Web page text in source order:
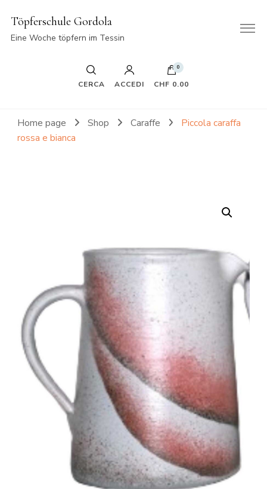
Töpferschule Gordola
Eine Woche töpfern im Tessin
CERCA ACCEDI
0
CHF 0.00
Home page Shop Caraffe
Piccola caraffa
rossa e bianca